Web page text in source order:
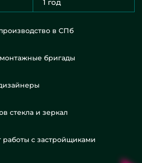
1 год
в СПб
бригады
стекла и зеркал
с застройщиками